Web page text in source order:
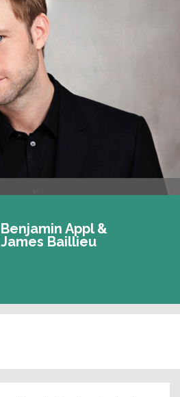
Ben­ja­min Appl &
James Bail­lieu